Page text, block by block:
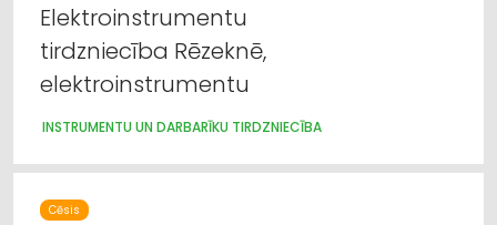
Elektroinstrumentu
tirdzniecība Rēzeknē,
elektroinstrumentu
INSTRUMENTU UN DARBARĪKU TIRDZNIECĪBA
Cēsis